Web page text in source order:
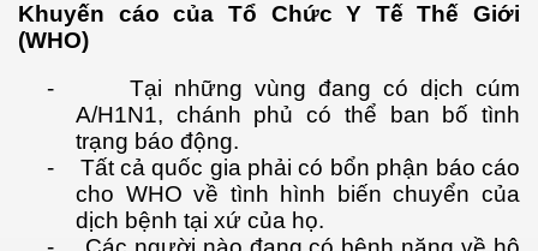
Khuyến cáo của Tổ Chức Y Tế Thế Giới
(WHO)
-
Tại những vùng đang có dịch cúm
A/H1N1, chánh phủ có thể ban bố tình
trạng báo động.
-
Tất cả quốc gia phải có bổn phận báo cáo
cho WHO về tình hình biến chuyển của
dịch bệnh tại xứ của họ.
VN - Phần 2